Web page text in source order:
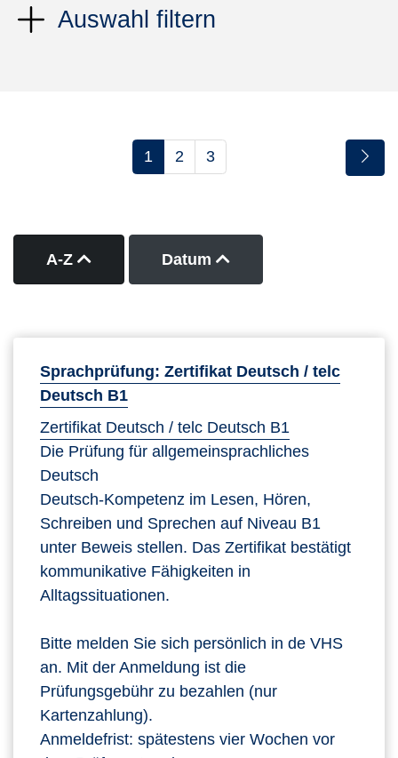
Auswahl filtern
1 2 3
A-Z Kurse nach Titel aufsteigend sortieren
Datum Kurse nach Datum
Sprachprüfung: Zertifikat Deutsch / telc
Deutsch B1
Zertifikat Deutsch / telc Deutsch B1
Die Prüfung für allgemeinsprachliches
Deutsch
Deutsch-Kompetenz im Lesen, Hören,
Schreiben und Sprechen auf Niveau B1
unter Beweis stellen. Das Zertifikat bestätigt
kommunikative Fähigkeiten in
Alltagssituationen.
Bitte melden Sie sich persönlich in de VHS
an. Mit der Anmeldung ist die
Prüfungsgebühr zu bezahlen (nur
Kartenzahlung).
Anmeldefrist: spätestens vier Wochen vor